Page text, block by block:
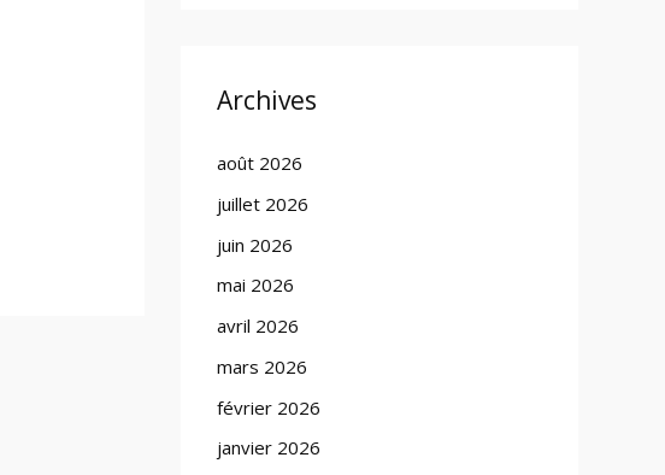
Archives
août 2026
juillet 2026
juin 2026
mai 2026
avril 2026
mars 2026
février 2026
janvier 2026